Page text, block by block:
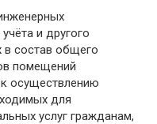
и другого
состав общего
помещений
осуществлению
для
услуг гражданам,